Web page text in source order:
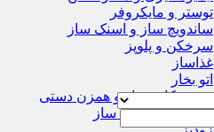
توستر و مایکروفر
ساندویچ ساز و اسنک ساز
سرخکن و پلوپز
غذاساز
اتو بخار
همزن کاسه دار و همزن دستی
چای ساز و قهوه ساز